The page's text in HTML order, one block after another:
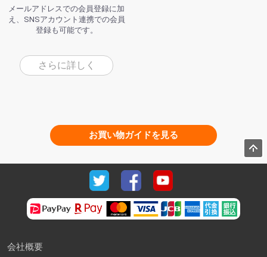
メールアドレスでの会員登録に加
え、SNSアカウント連携での会員
登録も可能です。
さらに詳しく
お買い物ガイドを見る
会社概要